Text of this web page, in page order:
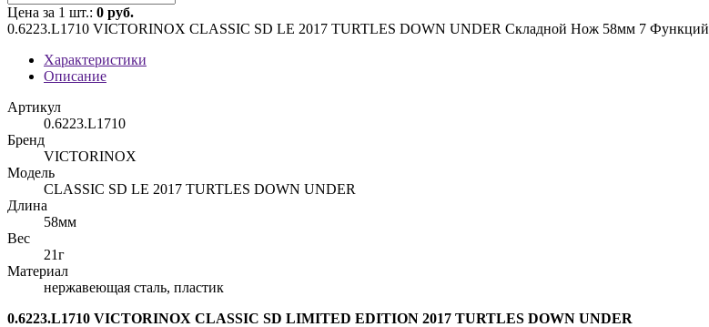
Цена за 1 шт.: 0 руб.
0.6223.L1710 VICTORINOX CLASSIC SD LE 2017 TURTLES DOWN UNDER Складной Нож 58мм 7 Функций
Характеристики
Описание
Артикул
0.6223.L1710
Бренд
VICTORINOX
Модель
CLASSIC SD LE 2017 TURTLES DOWN UNDER
Длина
58мм
Вес
21г
Материал
нержавеющая сталь, пластик
0.6223.L1710 VICTORINOX CLASSIC SD LIMITED EDITION 2017 TURTLES DOWN UNDER